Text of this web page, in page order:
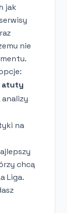
jak
nie
atuty
na
chcą
Liga.